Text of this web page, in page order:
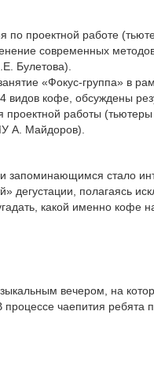
по проектной работе
современных
Булетова).
«Фокус-группа» в
видов кофе, обсуждены
проектной работы
А. Майдоров).
стало
дегустации, полагаясь
какой именно кофе
вечером, на
чаепития ребята